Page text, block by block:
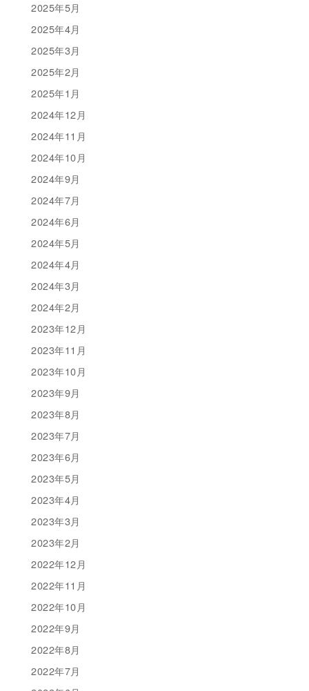
2025年5月
2025年4月
2025年3月
2025年2月
2025年1月
2024年12月
2024年11月
2024年10月
2024年9月
2024年7月
2024年6月
2024年5月
2024年4月
2024年3月
2024年2月
2023年12月
2023年11月
2023年10月
2023年9月
2023年8月
2023年7月
2023年6月
2023年5月
2023年4月
2023年3月
2023年2月
2022年12月
2022年11月
2022年10月
2022年9月
2022年8月
2022年7月